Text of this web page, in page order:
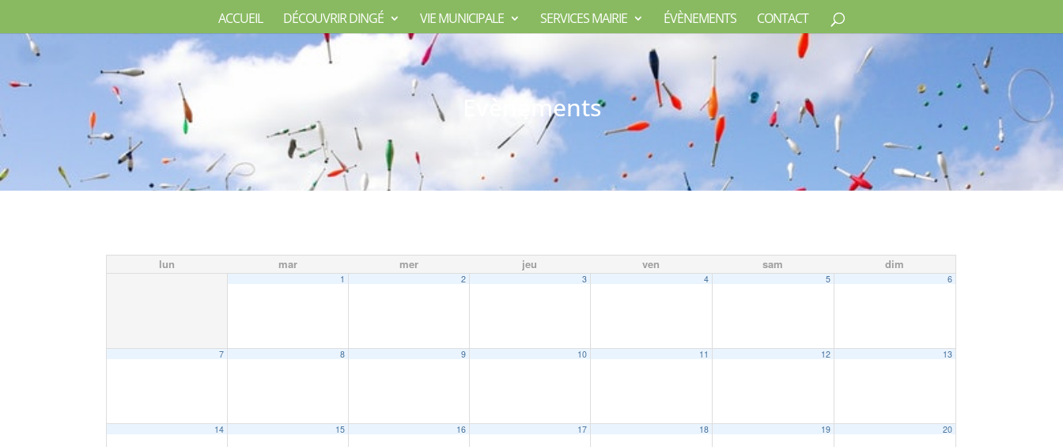
ACCUEIL DÉCOUVRIR DINGÉ VIE MUNICIPALE SERVICES MAIRIE ÉVÈNEMENTS CONTACT
Evènements
lun mar mer jeu ven sam dim
1 2 3 4 5 6
7 8 9 10 11 12 13
14 15 16 17 18 19 20